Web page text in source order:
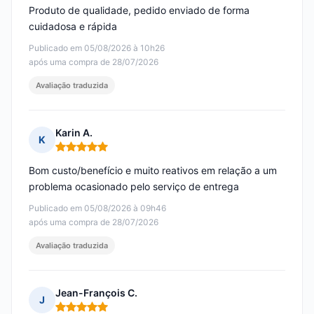
Publicado em 05/08/2026 à 10h26
após uma compra de 28/07/2026
Produto de qualidade, pedido enviado de forma
cuidadosa e rápida
Avaliação traduzida
K
Karin A.
Nota: 5 em 5
Publicado em 05/08/2026 à 09h46
após uma compra de 28/07/2026
Bom custo/benefício e muito reativos em relação a um
problema ocasionado pelo serviço de entrega
Avaliação traduzida
J
Jean-François C.